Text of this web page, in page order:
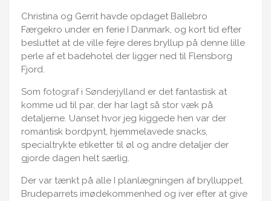
Christina og Gerrit havde opdaget Ballebro
Færgekro under en ferie I Danmark, og kort tid efter
besluttet at de ville fejre deres bryllup på denne lille
perle af et badehotel der ligger ned til Flensborg
Fjord.
Som fotograf i Sønderjylland er det fantastisk at
komme ud til par, der har lagt så stor væk på
detaljerne. Uanset hvor jeg kiggede hen var der
romantisk bordpynt, hjemmelavede snacks,
specialtrykte etiketter til øl og andre detaljer der
gjorde dagen helt særlig.
Der var tænkt på alle I planlægningen af brylluppet.
Brudeparrets imødekommenhed og iver efter at give